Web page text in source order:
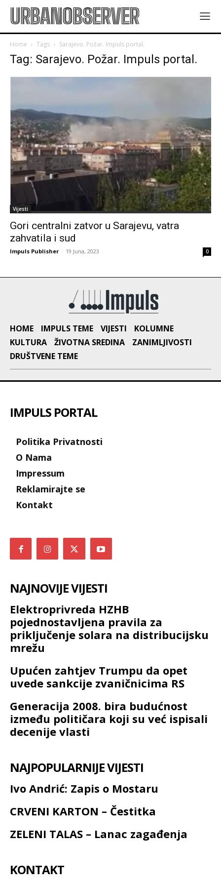
URBANOBSERVER
Home Tags Sarajevo. Požar. Impuls portal.
Tag: Sarajevo. Požar. Impuls portal.
Vijesti
Gori centralni zatvor u Sarajevu, vatra
zahvatila i sud
Impuls Publisher - 19 Juna, 2023 0
HOME IMPULS TEME VIJESTI
KOLUMNE
KULTURA
ŽIVOTNA SREDINA
ZANIMLJIVOSTI
DRUŠTVENE TEME
IMPULS PORTAL
Politika Privatnosti
O Nama
Impressum
Reklamirajte se
Kontakt
NAJNOVIJE VIJESTI
Elektroprivreda HZHB
pojednostavljena pravila za
priključenje solara na distribucijsku
mrežu
Upućen zahtjev Trumpu da opet
uvede sankcije zvaničnicima RS
Generacija 2008. bira budućnost
između političara koji su već ispisali
decenije vlasti
NAJPOPULARNIJE VIJESTI
Ivo Andrić: Zapis o Mostaru
CRVENI KARTON – Čestitka
ZELENI TALAS – Lanac zagađenja
KONTAKT